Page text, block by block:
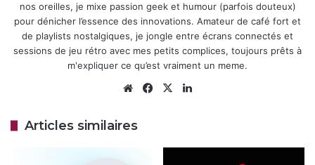
Freebox Ultra Stranger Things : édition
limitée pour plonger dans l’Upside
Down avec votre fibre
7 novembre 2025
Mais pour l’instant, la gratuité reste conditionnée à la
nos oreilles, je mixe passion geek et humour (parfois douteux)
pour dénicher l’essence des innovations. Amateur de café fort et
de playlists nostalgiques, je jongle entre écrans connectés et
sessions de jeu rétro avec mes petits complices, toujours prêts à
m'expliquer ce qu’est vraiment un meme.
WebsiteFacebook
X
Articles similaires